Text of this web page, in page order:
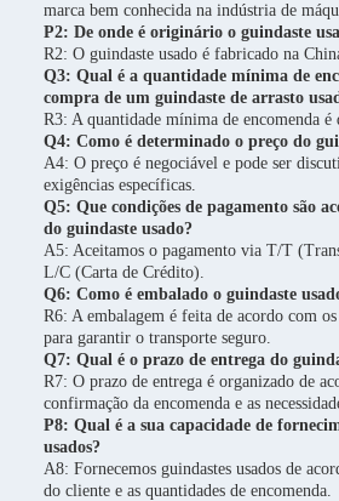
marca bem conhecida na indústria de
P2: De onde é originário o guindaste
R2: O guindaste usado é fabricado na
Q3: Qual é a quantidade mínima de
compra de um guindaste de arrasto
R3: A quantidade mínima de encomenda é
Q4: Como é determinado o preço do
A4: O preço é negociável e pode ser
exigências específicas.
Q5: Que condições de pagamento são
do guindaste usado?
A5: Aceitamos o pagamento via T/T
L/C (Carta de Crédito).
Q6: Como é embalado o guindaste
R6: A embalagem é feita de acordo com
para garantir o transporte seguro.
Q7: Qual é o prazo de entrega do
R7: O prazo de entrega é organizado de
confirmação da encomenda e as
P8: Qual é a sua capacidade de
usados?
A8: Fornecemos guindastes usados de
do cliente e as quantidades de encomenda.